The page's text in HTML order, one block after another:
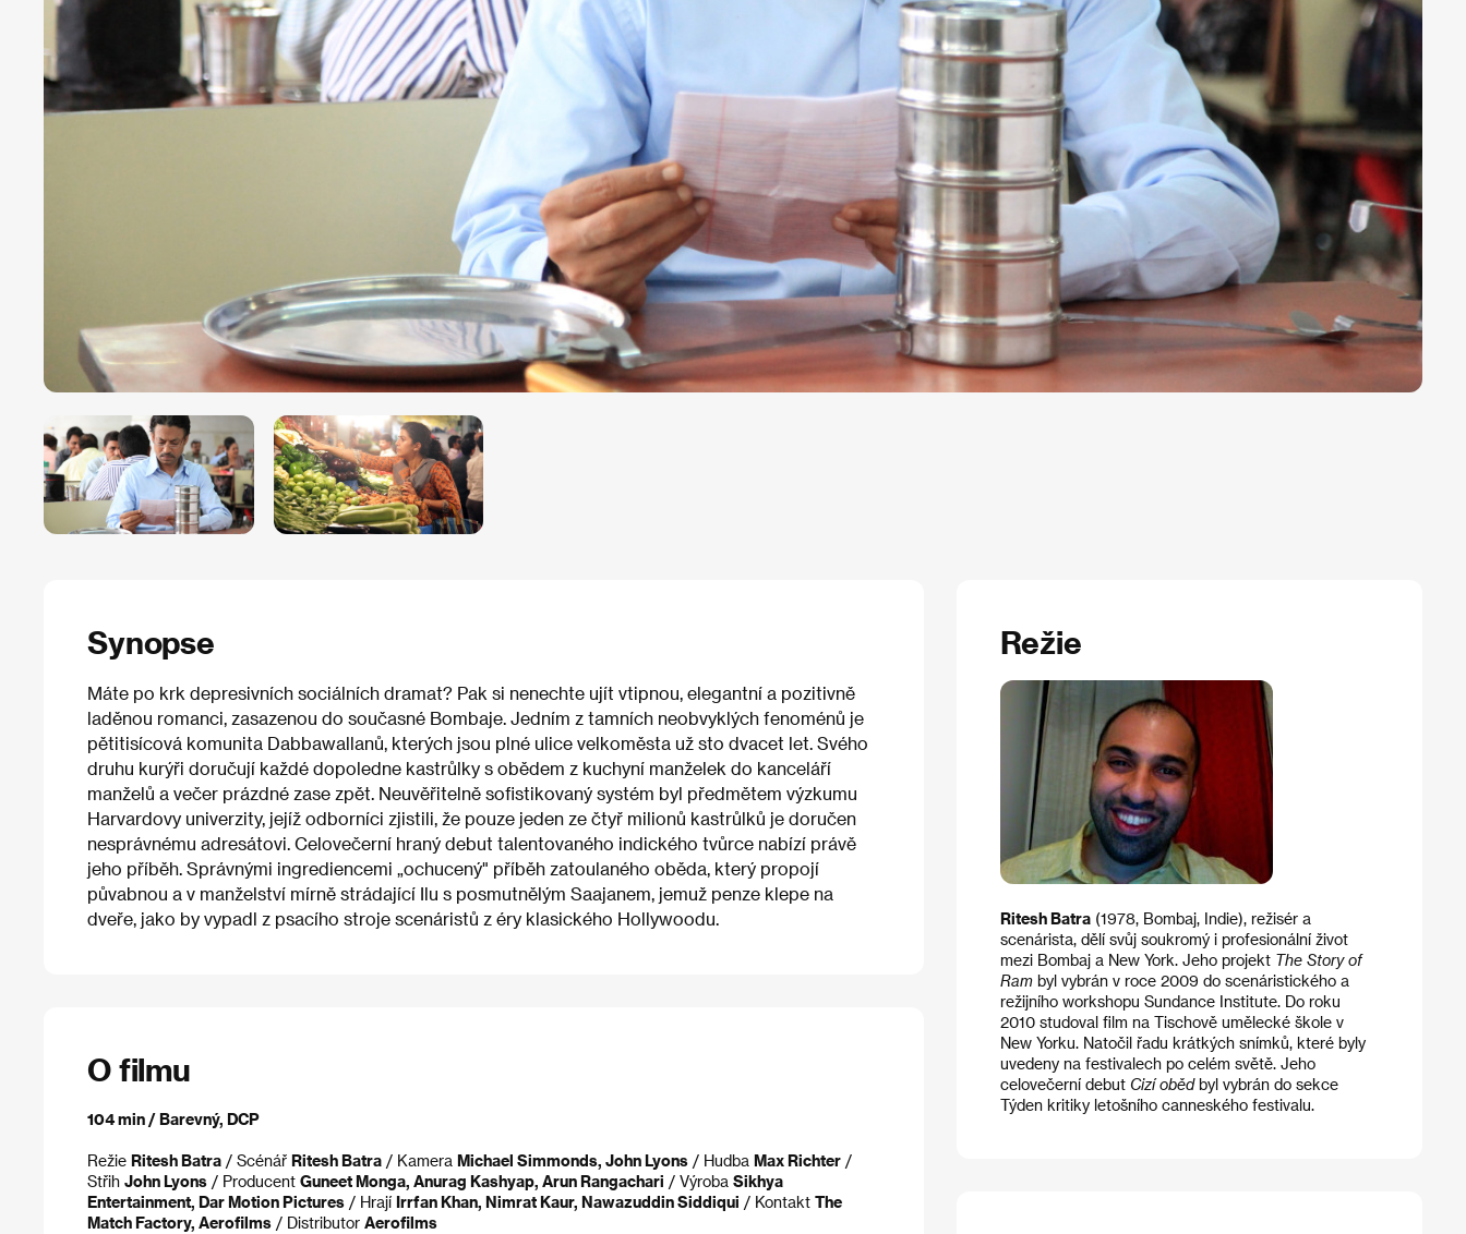
Synopse
Máte po krk depresivních sociálních dramat? Pak si nenechte ujít vtipnou, elegantní a pozitivně
laděnou romanci, zasazenou do současné Bombaje. Jedním z tamních neobvyklých fenoménů je
pětitisícová komunita Dabbawallanů, kterých jsou plné ulice velkoměsta už sto dvacet let. Svého
druhu kurýři doručují každé dopoledne kastrůlky s obědem z kuchyní manželek do kanceláří
manželů a večer prázdné zase zpět. Neuvěřitelně sofistikovaný systém byl předmětem výzkumu
Harvardovy univerzity, jejíž odborníci zjistili, že pouze jeden ze čtyř milionů kastrůlků je doručen
nesprávnému adresátovi. Celovečerní hraný debut talentovaného indického tvůrce nabízí právě
jeho příběh. Správnými ingrediencemi „ochucený" příběh zatoulaného oběda, který propojí
půvabnou a v manželství mírně strádající Ilu s posmutnělým Saajanem, jemuž penze klepe na
dveře, jako by vypadl z psacího stroje scenáristů z éry klasického Hollywoodu.
O filmu
104 min / Barevný, DCP
Režie Ritesh Batra / Scénář Ritesh Batra / Kamera Michael Simmonds, John Lyons / Hudba Max Richter /
Střih John Lyons / Producent Guneet Monga, Anurag Kashyap, Arun Rangachari / Výroba Sikhya
Entertainment, Dar Motion Pictures / Hrají Irrfan Khan, Nimrat Kaur, Nawazuddin Siddiqui / Kontakt The
Match Factory, Aerofilms / Distributor Aerofilms
Režie
Ritesh Batra(1978, Bombaj, Indie), režisér a
scenárista, dělí svůj soukromý i profesionální život
mezi Bombaj a New York. Jeho projekt The Story of
Rambyl vybrán v roce 2009 do scenáristického a
režijního workshopu Sundance Institute. Do roku
2010 studoval film na Tischově umělecké škole v
New Yorku. Natočil řadu krátkých snímků, které byly
uvedeny na festivalech po celém světě. Jeho
celovečerní debut Cizí obědbyl vybrán do sekce
Týden kritiky letošního canneského festivalu.